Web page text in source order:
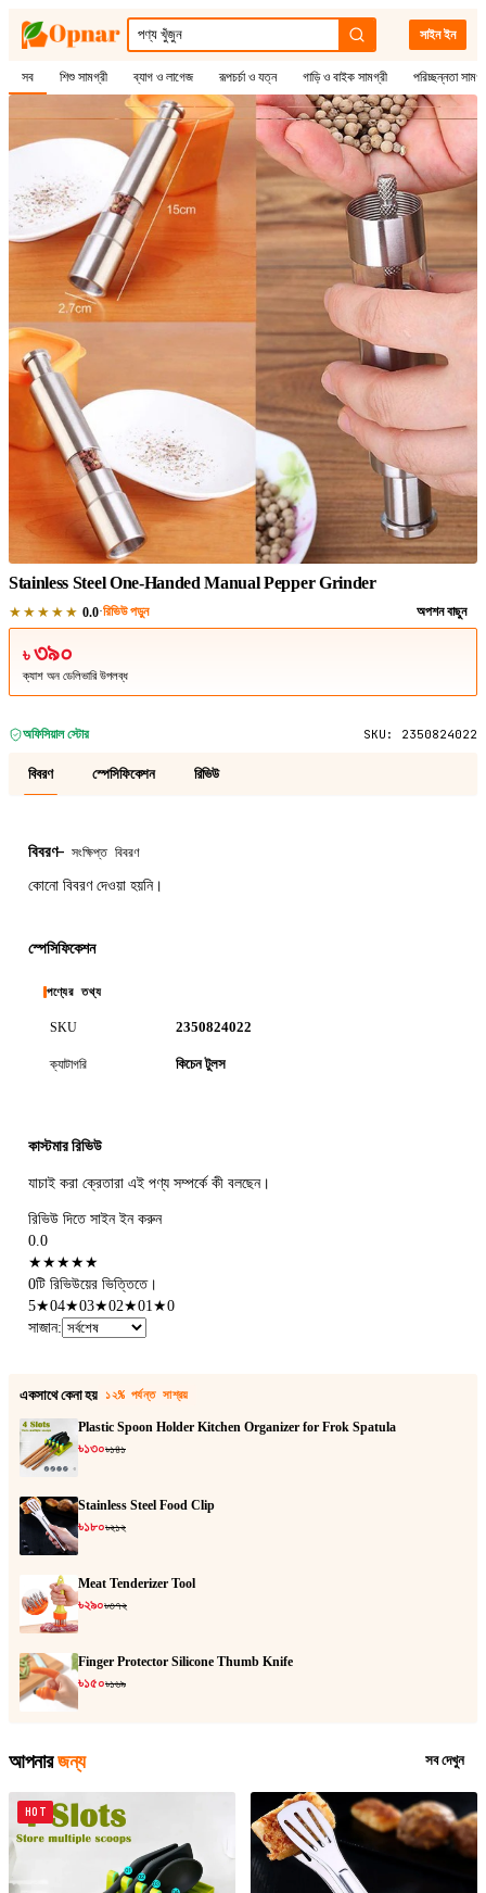
সাইন ইন
সব শিশু সামগ্রী ব্যাগ ও লাগেজ রূপচর্চা ও যত্ন গাড়ি ও বাইক সামগ্রী পরিচ্ছন্নতা
1/
Stainless Steel One-Handed Manual Pepper Grinder
★★★★★ 0.0·রিভিউ পড়ুন অপশন বাছুন
৳৩৯০
ক্যাশ অন ডেলিভারি উপলব্ধ
অফিসিয়াল স্টোর SKU: 2350824022
বিবরণ স্পেসিফিকেশন রিভিউ
বিবরণ—সংক্ষিপ্ত বিবরণ
কোনো বিবরণ দেওয়া হয়নি।
স্পেসিফিকেশন
পণ্যের তথ্য
SKU 2350824022
ক্যাটাগরি কিচেন টুলস
কাস্টমার রিভিউ
যাচাই করা ক্রেতারা এই পণ্য সম্পর্কে কী বলছেন।
রিভিউ দিতে সাইন ইন করুন
0.0
★★★★★
0টি রিভিউয়ের ভিত্তিতে।
5★04★03★02★01★0
সাজান:
একসাথে কেনা হয় ১২% পর্যন্ত সাশ্রয়
Plastic Spoon Holder Kitchen Organizer for Frok Spatula
৳১৩০৳১৪১
Stainless Steel Food Clip
৳১৮০৳২১২
Meat Tenderizer Tool
৳২৯০৳৩৭২
Finger Protector Silicone Thumb Knife
৳১৫০৳১৬৯
আপনার জন্য সব দেখুন
HOT